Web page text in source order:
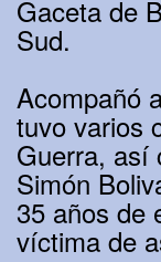
Gaceta de
Sud.
Acompañó
tuvo varios
Guerra, así
Simón
35 años de
víctima de